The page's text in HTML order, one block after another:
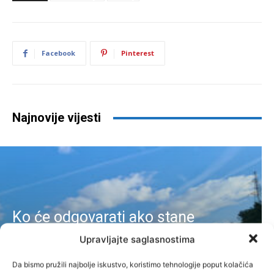
Upravljajte saglasnostima
Da bismo pružili najbolje iskustvo, koristimo tehnologije poput kolačića
Facebook Pinterest
Najnovije vijesti
Ko će odgovarati ako stane
Koridor Vc: Kažnjava li se država
koja je sama prijavila